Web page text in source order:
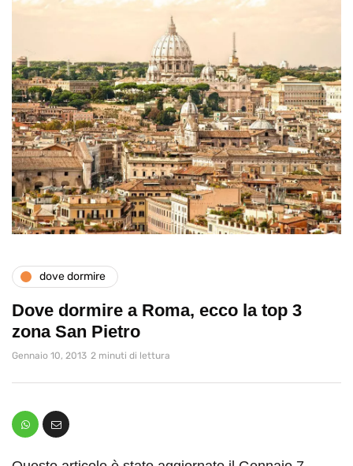
dove dormire
Dove dormire a Roma, ecco la top 3
zona San Pietro
Gennaio 10, 2013 2 minuti di lettura